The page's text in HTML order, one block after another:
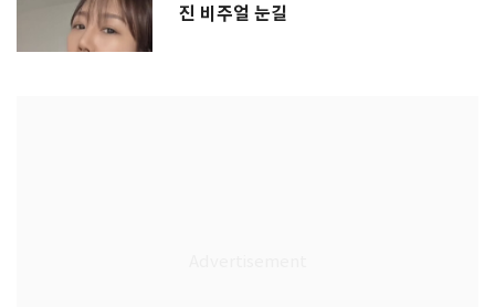
진 비주얼 눈길